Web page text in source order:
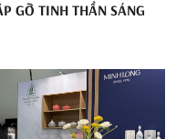
GỠ TINH THẦN SÁNG